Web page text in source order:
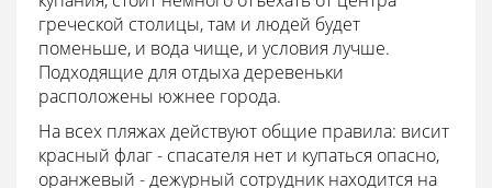
греческой столицы, там и людей будет
поменьше, и вода чище, и условия лучше.
Подходящие для отдыха деревеньки
расположены южнее города.
На всех пляжах действуют общие правила: висит
красный флаг - спасателя нет и купаться опасно,
оранжевый - дежурный сотрудник находится на